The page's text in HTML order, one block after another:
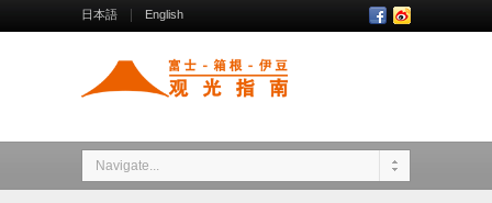
日本語 English
Navigate...